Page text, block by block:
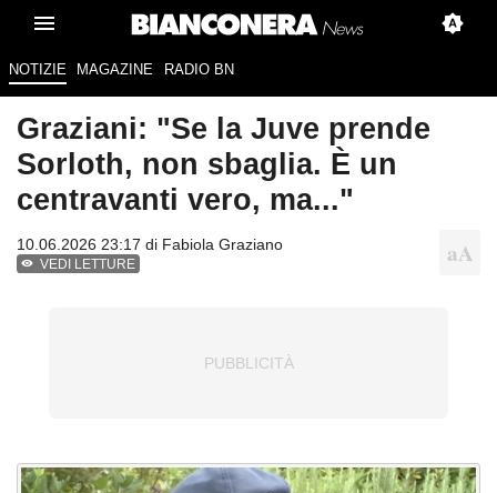
NOTIZIE MAGAZINE RADIO BN
Graziani: "Se la Juve prende
Sorloth, non sbaglia. È un
centravanti vero, ma..."
10.06.2026 23:17 di Fabiola Graziano
VEDI LETTURE